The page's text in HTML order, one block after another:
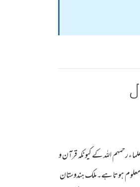
رحمہم اللہ کے کیونکہ قرآن و
معلوم ہوتا ہے۔ملک ہندوستان